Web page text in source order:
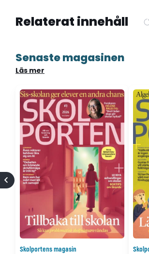
Relaterat innehåll
Senaste magasinen
Läs mer
Skolportens magasin